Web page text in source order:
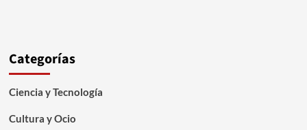
Categorías
Ciencia y Tecnología
Cultura y Ocio